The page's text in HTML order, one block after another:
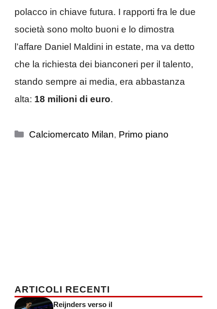
polacco in chiave futura. I rapporti fra le due
società sono molto buoni e lo dimostra
l’affare Daniel Maldini in estate, ma va detto
che la richiesta dei bianconeri per il talento,
stando sempre ai media, era abbastanza
alta: 18 milioni di euro.
Categorie
Calciomercato Milan, Primo piano
ARTICOLI RECENTI
Reijnders verso il